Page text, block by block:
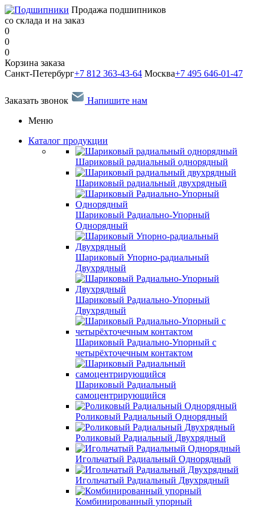
Продажа подшипников
со склада и на заказ
0
0
0
Корзина заказа
Санкт-Петербург+7 812 363-43-64 Москва+7 495 646-01-47
Заказать звонок
Напишите нам
Меню
Каталог продукции
Шариковый радиальный однорядный
Шариковый радиальный двухрядный
Шариковый Радиально-Упорный
Однорядный
Шариковый Упорно-радиальный
Двухрядный
Шариковый Радиально-Упорный
Двухрядный
Шариковый Радиально-Упорный с
четырёхточечным контактом
Шариковый Радиальный
самоцентрирующийся
Роликовый Радиальный Однорядный
Роликовый Радиальный Двухрядный
Игольчатый Радиальный Однорядный
Игольчатый Радиальный Двухрядный
Комбинированный упорный